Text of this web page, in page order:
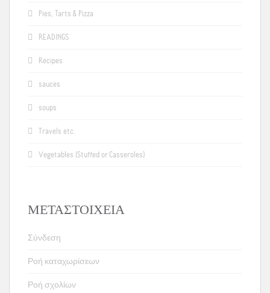
Pies, Tarts & Pizza
READINGS
Recipes
sauces
soups
Travels etc.
Vegetables (Stuffed or Casseroles)
ΜΕΤΑΣΤΟΙΧΕΊΑ
Σύνδεση
Ροή καταχωρίσεων
Ροή σχολίων